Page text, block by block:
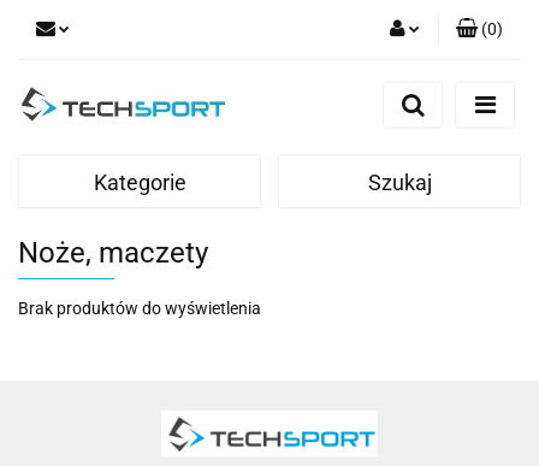
Zaloguj się
(0)
Kategorie Szukaj
Noże, maczety
Brak produktów do wyświetlenia